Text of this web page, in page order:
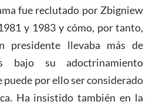
fue reclutado por Zbigniew
y 1983 y cómo, por tanto,
presidente llevaba más de
bajo su adoctrinamiento
puede por ello ser considerado
Ha insistido también en la